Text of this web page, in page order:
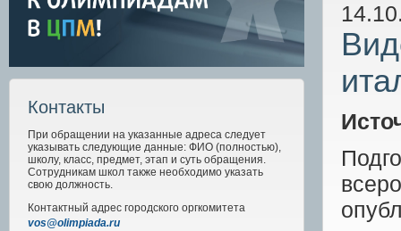
Контакты
При обращении на указанные адреса следует
указывать следующие данные: ФИО (полностью),
школу, класс, предмет, этап и суть обращения.
Сотрудникам школ также необходимо указать
свою должность.
Контактный адрес городского оргкомитета
vos@olimpiada.ru